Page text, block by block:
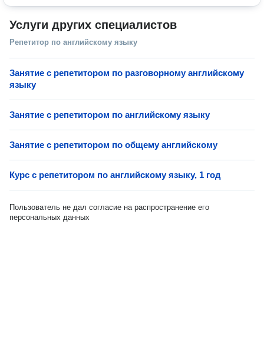
Услуги других специалистов
Репетитор по английскому языку
Занятие с репетитором по разговорному английскому
языку
Занятие с репетитором по английскому языку
Занятие с репетитором по общему английскому
Курс с репетитором по английскому языку, 1 год
Пользователь не дал согласие на распространение его
персональных данных